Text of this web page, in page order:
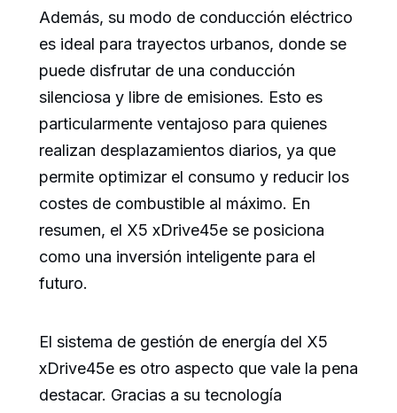
Además, su modo de conducción eléctrico
es ideal para trayectos urbanos, donde se
puede disfrutar de una conducción
silenciosa y libre de emisiones. Esto es
particularmente ventajoso para quienes
realizan desplazamientos diarios, ya que
permite optimizar el consumo y reducir los
costes de combustible al máximo. En
resumen, el X5 xDrive45e se posiciona
como una inversión inteligente para el
futuro.
El sistema de gestión de energía del X5
xDrive45e es otro aspecto que vale la pena
destacar. Gracias a su tecnología